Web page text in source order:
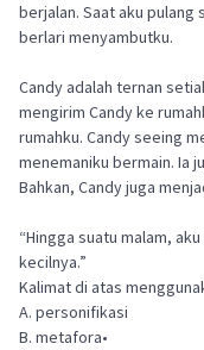
berjalan. Saat aku pulang
berlari menyambutku.
Candy adalah ternan
mengirim Candy ke
rumahku. Candy seeing
menemaniku bermain. Ia
Bahkan, Candy juga
“Hingga suatu malam,
kecilnya.”
Kalimat di atas
A. personifikasi
B. metafora•